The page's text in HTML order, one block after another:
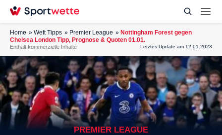
Home Wett Tipps Premier League
Nottingham Forest gegen
Chelsea London Tipp, Prognose & Quoten 01.01.
Enthält kommerzielle Inhalte Letztes Update am 12.01.2023
PREMIER LEAGUE